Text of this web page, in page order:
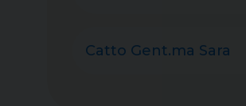
Catto Gent.ma Sara